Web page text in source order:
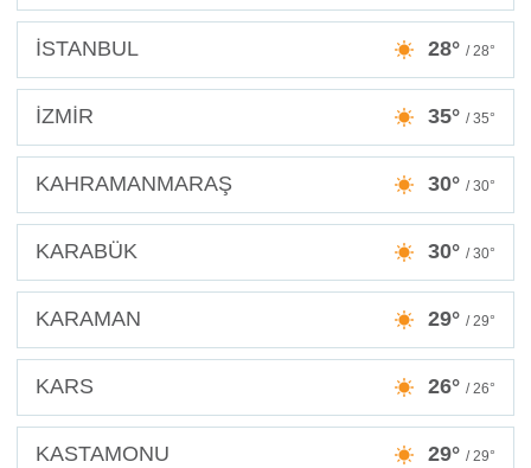
İSTANBUL 28° / 28°
İZMİR 35° / 35°
KAHRAMANMARAŞ 30° / 30°
KARABÜK 30° / 30°
KARAMAN 29° / 29°
KARS 26° / 26°
KASTAMONU 29° / 29°